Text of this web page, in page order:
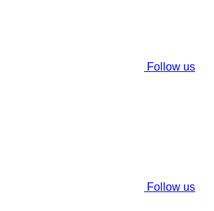
Follow us
Follow us